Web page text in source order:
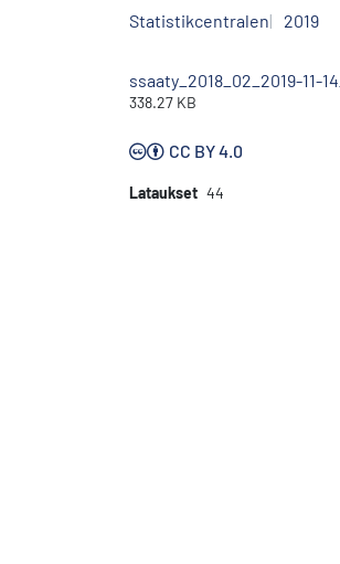
Statistikcentralen 2019
ssaaty_2018_02_2019-11-
338.27 KB
CC BY 4.0
Lataukset 44